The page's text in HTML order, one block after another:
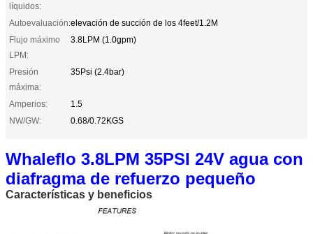
líquidos:
Autoevaluación:elevación de succión de los 4feet/1.2M
Flujo máximo
LPM:
3.8LPM (1.0gpm)
Presión
máxima:
35Psi (2.4bar)
Amperios:
1.5
NW/GW:
0.68/0.72KGS
Whaleflo 3.8LPM 35PSI 24V agua con
diafragma de refuerzo pequeño
Características y beneficios